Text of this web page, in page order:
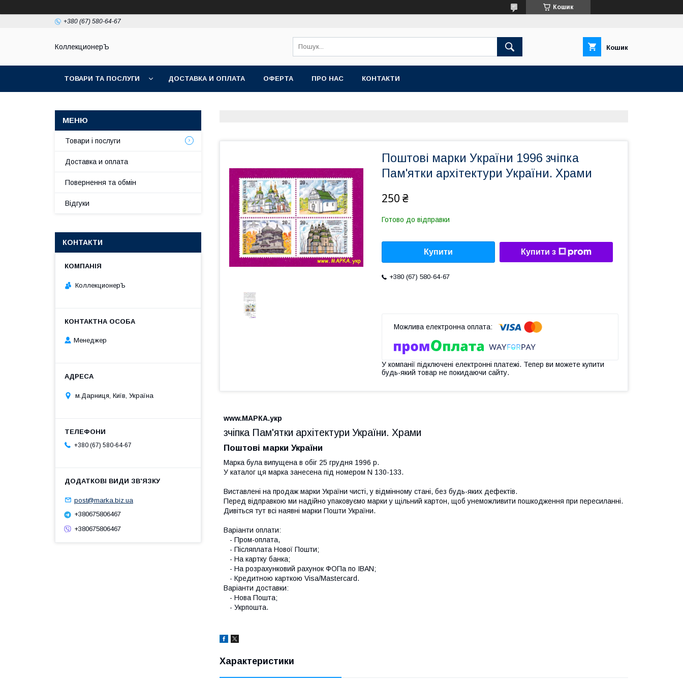
Кошик
+380 (67) 580-64-67
КоллекционерЪ Кошик
ТОВАРИ ТА ПОСЛУГИ ДОСТАВКА И ОПЛАТА ОФЕРТА ПРО НАС КОНТАКТИ
Поштові марки України 1996 зчіпка
Пам'ятки архітектури України. Храми
250 ₴
Готово до відправки
Купити Купити з
+380 (67) 580-64-67
У компанії підключені електронні платежі. Тепер ви можете купити
будь-який товар не покидаючи сайту.
www.МАРКА.укр
зчіпка Пам'ятки архітектури України. Храми
Поштові марки України
Марка була випущена в обіг 25 грудня 1996 р.
У каталог ця марка занесена під номером N 130-133.
Виставлені на продаж марки України чисті, у відмінному стані, без будь-яких дефектів.
Перед відправкою ми надійно упаковуємо марки у щільний картон, щоб унеможливити пошкодження при пересиланні.
Дивіться тут всі наявні марки Пошти України.
Варіанти оплати:
- Пром-оплата,
- Післяплата Нової Пошти;
- На картку банка;
- На розрахунковий рахунок ФОПа по IBAN;
- Кредитною карткою Visa/Mastercard.
Варіанти доставки:
- Нова Пошта;
- Укрпошта.
Характеристики
Товари і послуги
Доставка и оплата
Повернення та обмін
Відгуки
КОНТАКТИ
КоллекционерЪ
Менеджер
м.Дарниця, Київ, Україна
+380 (67) 580-64-67
post@marka.biz.ua
+380675806467
+380675806467